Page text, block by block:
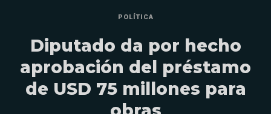
POLÍTICA
Diputado da por hecho
aprobación del préstamo
de USD 75 millones para